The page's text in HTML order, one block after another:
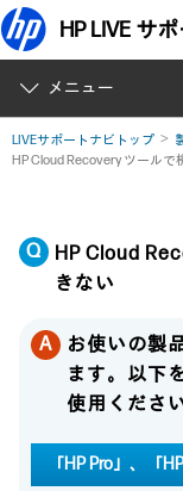
HP LIVE サ
メニュー
LIVEサポートナビトップ
HP Cloud Recovery ツールで
HP Cloud
きない
お使いの製
ます。以下
使用ください
「HP Pro」、「